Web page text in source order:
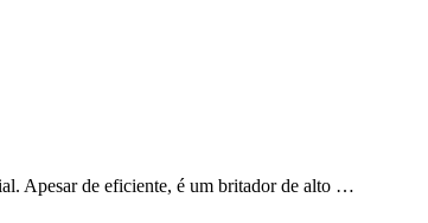
Apesar de eficiente, é um britador de alto …